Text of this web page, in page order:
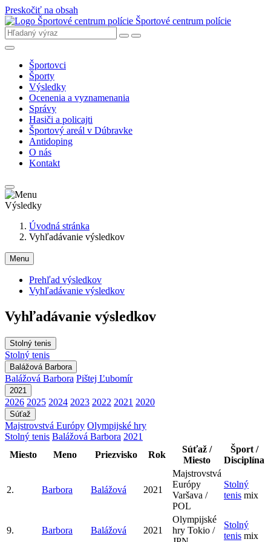
Preskočiť na obsah
Športové centrum polície
Športovci
Športy
Výsledky
Ocenenia a vyznamenania
Správy
Hasiči a policajti
Športový areál v Dúbravke
Antidoping
O nás
Kontakt
Výsledky
Úvodná stránka
Vyhľadávanie výsledkov
Menu
Prehľad výsledkov
Vyhľadávanie výsledkov
Vyhľadávanie výsledkov
Stolný tenis
Stolný tenis
Balážová Barbora
Balážová Barbora Pištej Ľubomír
2021
2026 2025 2024 2023 2022 2021 2020
Súťaž
Majstrovstvá Európy Olympijské hry
Stolný tenis Balážová Barbora 2021
Miesto
Meno Priezvisko Rok
Súťaž /
Miesto
Šport /
Disciplína
2. Barbora Balážová 2021
Majstrovstvá
Európy
Varšava /
POL
Stolný
tenis mix
9. Barbora Balážová 2021
Olympijské
hry Tokio /
Stolný
tenis mix